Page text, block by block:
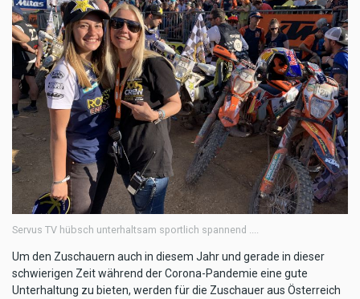
Servus TV hübsch unterhaltsam sportlich spannend ....
Um den Zuschauern auch in diesem Jahr und gerade in dieser
schwierigen Zeit während der Corona-Pandemie eine gute
Unterhaltung zu bieten, werden für die Zuschauer aus Österreich